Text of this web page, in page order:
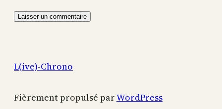
L(ive)-Chrono
Fièrement propulsé parWordPress